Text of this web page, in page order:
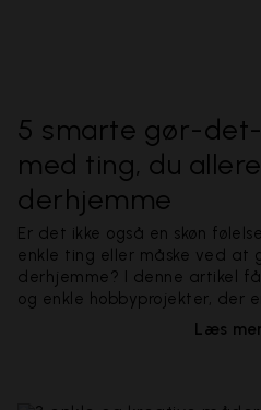
5 smarte gør-
med ting, du
derhjemme
Er det ikke også en skøn
enkle ting eller måske ved at
derhjemme? I denne artikel
og enkle hobbyprojekter, der
Læs